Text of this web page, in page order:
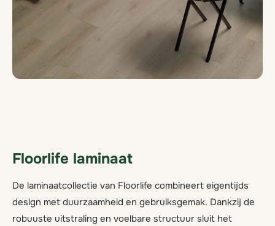
Floorlife laminaat
De laminaatcollectie van Floorlife combineert eigentijds
design met duurzaamheid en gebruiksgemak. Dankzij de
robuuste uitstraling en voelbare structuur sluit het